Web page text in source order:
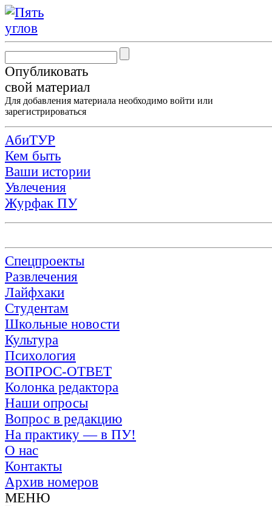
Опубликовать
свой материал
Для добавления материала необходимо войти или
зарегистрироваться
АбиТУР
Кем быть
Ваши истории
Увлечения
Журфак ПУ
Спецпроекты
Развлечения
Лайфхаки
Студентам
Школьные новости
Культура
Психология
ВОПРОС-ОТВЕТ
Колонка редактора
Наши опросы
Вопрос в редакцию
На практику — в ПУ!
О нас
Контакты
Архив номеров
МЕНЮ